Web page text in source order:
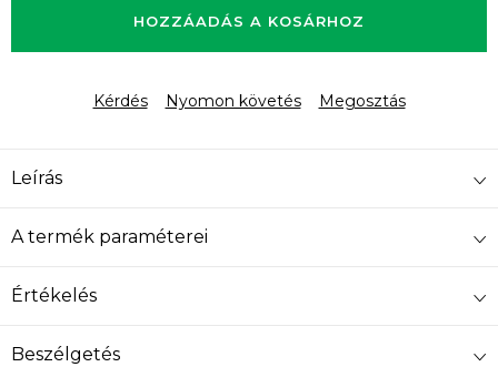
HOZZÁADÁS A KOSÁRHOZ
Kérdés Nyomon követés Megosztás
Leírás
A termék paraméterei
Értékelés
Beszélgetés